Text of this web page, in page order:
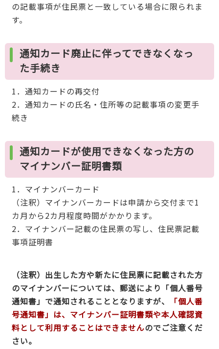
の記載事項が住民票と一致している場合に限られま
す。
通知カード廃止に伴ってできなくなっ
た手続き
1．通知カードの再交付
2．通知カードの氏名・住所等の記載事項の変更手
続き
通知カードが使用できなくなった方の
マイナンバー証明書類
1．マイナンバーカード
（注釈）マイナンバーカードは申請から交付まで1
カ月から2カ月程度時間がかかります。
2．マイナンバー記載の住民票の写し、住民票記載
事項証明書
（注釈） 出生した方や新たに住民票に記載された方
のマイナンバーについては、郵送により「個人番号
通知書」で通知されることとなりますが、
「個人番
号通知書」は、マイナンバー証明書類や本人確認資
料として利用することはできませんのでご注意くだ
さい。